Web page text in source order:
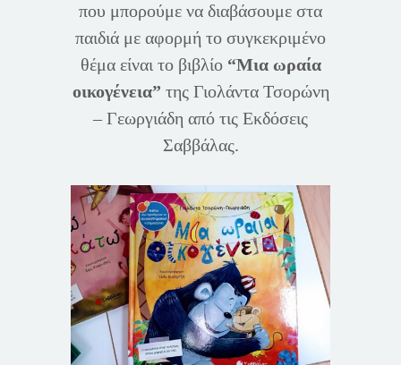
που μπορούμε να διαβάσουμε στα
παιδιά με αφορμή το συγκεκριμένο
θέμα είναι το βιβλίο “Μια ωραία
οικογένεια” της Γιολάντα Τσορώνη
– Γεωργιάδη από τις Εκδόσεις
Σαββάλας.